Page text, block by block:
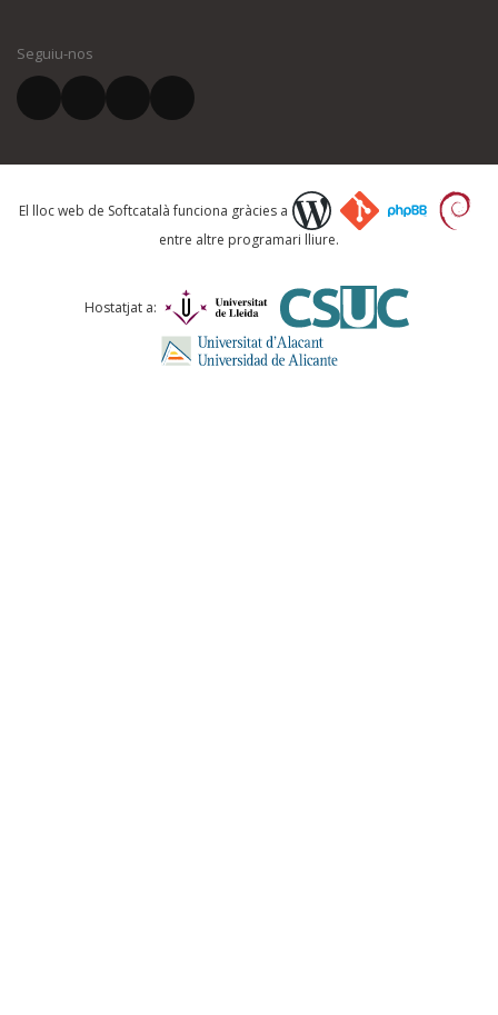
El vostre correu electrònic *
Què proposeu?
Comentari *
Seguiu-nos
El lloc web de Softcatalà funciona gràcies a
entre altre programari lliure.
Hostatjat a: